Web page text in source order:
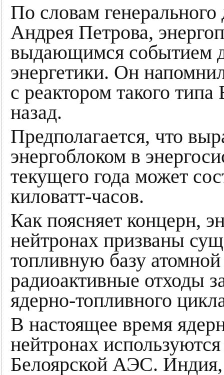
По словам генерального
Андрея Петрова,
выдающимся событием
энергетики. Он
с реактором такого
назад.
Предполагается, что
энергоблоком в
текущего года может
киловатт-часов.
Как поясняет концерн,
нейтронах призваны
топливную базу
радиоактивные отходы
ядерно-топливного
В настоящее время
нейтронах
Белоярской АЭС.